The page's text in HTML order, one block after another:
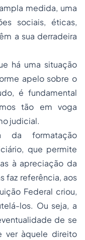
medida, uma
sociais, éticas,
a sua derradeira
há uma situação
apelo sobre o
é fundamental
tão em voga
judicial.
da formatação
que permite
à apreciação da
faz referência, aos
Federal criou,
los. Ou seja, a
de se
ver àquele direito